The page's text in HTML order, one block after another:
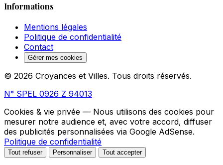
Informations
Mentions légales
Politique de confidentialité
Contact
Gérer mes cookies
© 2026 Croyances et Villes. Tous droits réservés.
N° SPEL 0926 Z 94013
Cookies & vie privée — Nous utilisons des cookies pour
mesurer notre audience et, avec votre accord, diffuser
des publicités personnalisées via Google AdSense.
Politique de confidentialité
Tout refuser Personnaliser Tout accepter